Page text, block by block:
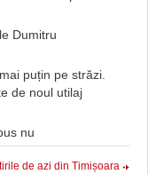
Dumitru
puțin pe străzi.
de noul utilaj
nu
de azi din Timișoara